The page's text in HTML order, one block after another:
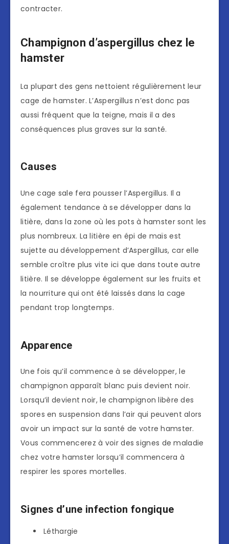
contracter.
Champignon d’aspergillus chez le
hamster
La plupart des gens nettoient régulièrement leur
cage de hamster. L’Aspergillus n’est donc pas
aussi fréquent que la teigne, mais il a des
conséquences plus graves sur la santé.
Causes
Une cage sale fera pousser l’Aspergillus. Il a
également tendance à se développer dans la
litière, dans la zone où les pots à hamster sont les
plus nombreux. La litière en épi de maïs est
sujette au développement d’Aspergillus, car elle
semble croître plus vite ici que dans toute autre
litière. Il se développe également sur les fruits et
la nourriture qui ont été laissés dans la cage
pendant trop longtemps.
Apparence
Une fois qu’il commence à se développer, le
champignon apparaît blanc puis devient noir.
Lorsqu’il devient noir, le champignon libère des
spores en suspension dans l’air qui peuvent alors
avoir un impact sur la santé de votre hamster.
Vous commencerez à voir des signes de maladie
chez votre hamster lorsqu’il commencera à
respirer les spores mortelles.
Signes d’une infection fongique
Léthargie